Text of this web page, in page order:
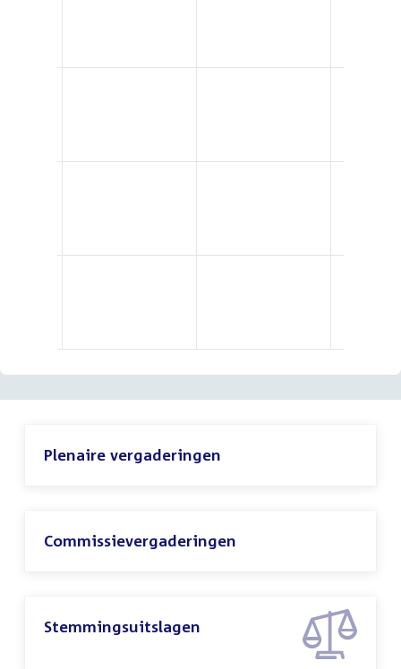
Plenaire vergaderingen
Commissievergaderingen
Stemmingsuitslagen